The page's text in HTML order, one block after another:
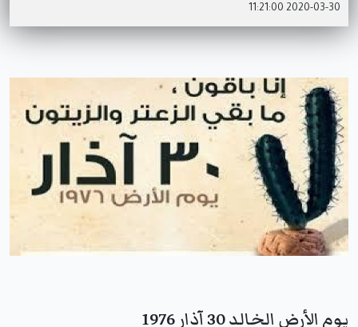
2020-03-30 11:21:00
يوم الأرض الخالد 30 آذار 1976